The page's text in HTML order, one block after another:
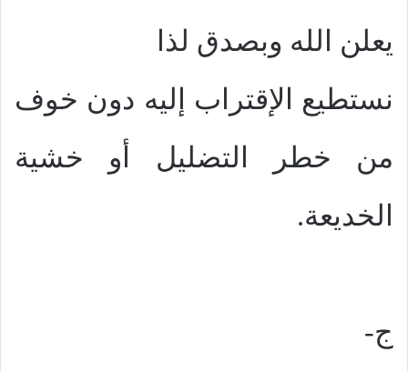
يعلن الله وبصدق لذا
نستطيع الإقتراب إليه دون خوف
من خطر التضليل أو خشية
الخديعة.
ج-